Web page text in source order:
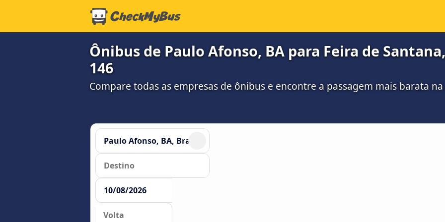
Ônibus de Paulo Afonso, BA para Feira de
146
Compare todas as empresas de ônibus e encontre a passagem mais barata na